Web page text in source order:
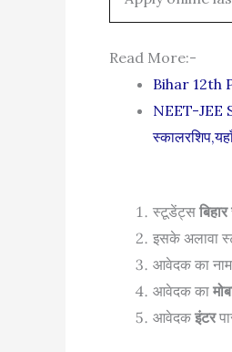
Read More:-
Bihar 12th
NEET-JEE
स्टूडेंट्स
इसके अलावा
आवेदक का नाम
आवेदक का
आवेदक इंटर